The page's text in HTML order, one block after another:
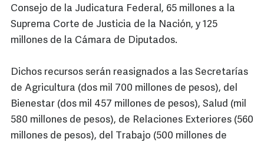
Consejo de la Judicatura Federal, 65 millones a la
Suprema Corte de Justicia de la Nación, y 125
millones de la Cámara de Diputados.
Dichos recursos serán reasignados a las Secretarías
de Agricultura (dos mil 700 millones de pesos), del
Bienestar (dos mil 457 millones de pesos), Salud (mil
580 millones de pesos), de Relaciones Exteriores (560
millones de pesos), del Trabajo (500 millones de